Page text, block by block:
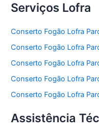
Serviços Lofra
Conserto Fogão Lofra
Conserto Fogão Lofra
Conserto Fogão Lofra
Conserto Fogão Lofra
Conserto Fogão Lofra
Assistência